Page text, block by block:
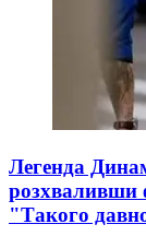
Легенда
розхваливши
"Такого